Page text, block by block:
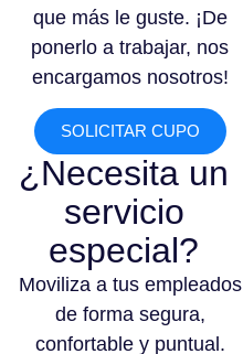
que más le guste. ¡De
ponerlo a trabajar, nos
encargamos nosotros!
SOLICITAR CUPO
¿Necesita un
servicio
especial?
Moviliza a tus empleados
de forma segura,
confortable y puntual.